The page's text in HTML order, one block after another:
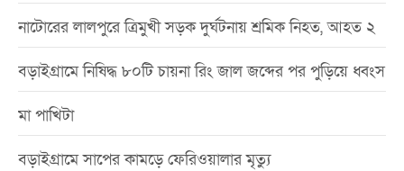
নাটোরের লালপুরে ত্রিমুখী সড়ক দুর্ঘটনায় শ্রমিক নিহত, আহত ২
বড়াইগ্রামে নিষিদ্ধ ৮০টি চায়না রিং জাল জব্দের পর পুড়িয়ে ধ্বংস
মা পাখিটা
বড়াইগ্রামে সাপের কামড়ে ফেরিওয়ালার মৃত্যু